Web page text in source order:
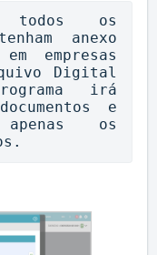
todos os
anexo
empresas
Digital
irá
e
os